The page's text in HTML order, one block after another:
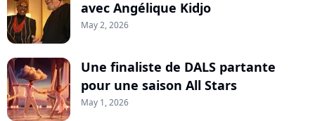
avec Angélique Kidjo
May 2, 2026
Une finaliste de DALS partante
pour une saison All Stars
May 1, 2026